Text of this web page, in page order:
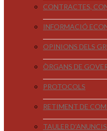
CONTRACTES,
INFORMACIÓ
OPINIONS DELS
ÒRGANS DE
PROTOCOLS
RETIMENT DE
TAULER D'ANUNCIS